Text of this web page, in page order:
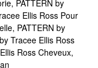
lescheveux
d’un shampoing et
des options
plus encore.
, PATTERN by
Ellis Ross Pour
, PATTERN by
Tracee Ellis Ross
Ross Cheveux,